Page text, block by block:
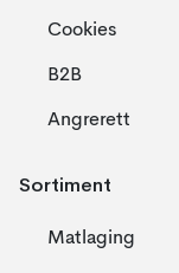
Cookies
B2B
Angrerett
Sortiment
Matlaging